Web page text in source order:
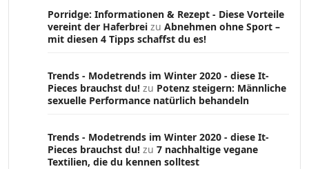
Porridge: Informationen & Rezept - Diese Vorteile
vereint der Haferbrei zu Abnehmen ohne Sport –
mit diesen 4 Tipps schaffst du es!
Trends - Modetrends im Winter 2020 - diese It-
Pieces brauchst du! zu Potenz steigern: Männliche
sexuelle Performance natürlich behandeln
Trends - Modetrends im Winter 2020 - diese It-
Pieces brauchst du! zu 7 nachhaltige vegane
Textilien, die du kennen solltest